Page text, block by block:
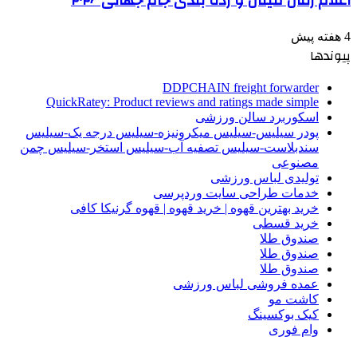
4 هفته پیش
پیوندها
DDPCHAIN freight forwarder
QuickRatey: Product reviews and ratings made simple
اسکوربرد سالن ورزشی
پودر سیلیس-سیلیس میکرونیزه-سیلیس درجه یک-سیلیس
سندبلاست-سیلیس تصفیه آب-سیلیس استخر-سیلیس چمن
مصنوعی
تولیدی لباس ورزشی
خدمات طراحی سایت وردپرسی
خرید بهترین قهوه | خرید قهوه | قهوه گرنیکا کافی
خرید قسطی
صندوق طلا
صندوق طلا
صندوق طلا
عمده فروشی لباس ورزشی
کاشت مو
کیک بوکسینگ
وام فوری